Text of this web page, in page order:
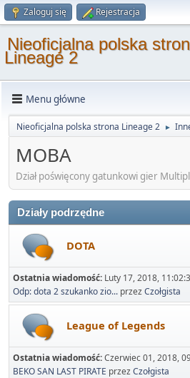
Zaloguj się Rejestracja
Nieoficjalna polska
Lineage 2
Menu główne
Nieoficjalna polska strona Lineage 2 ►
MOBA
Dział poświęcony gatunkowi gier
Działy podrzędne
DOTA
Ostatnia wiadomość: Luty 17, 2018,
Odp: dota 2 szukanko zio... przezCzołgista
League of Legends
Ostatnia wiadomość:Czerwiec 01, 2018,
BEKO SAN LAST PIRATE przezCzołgista